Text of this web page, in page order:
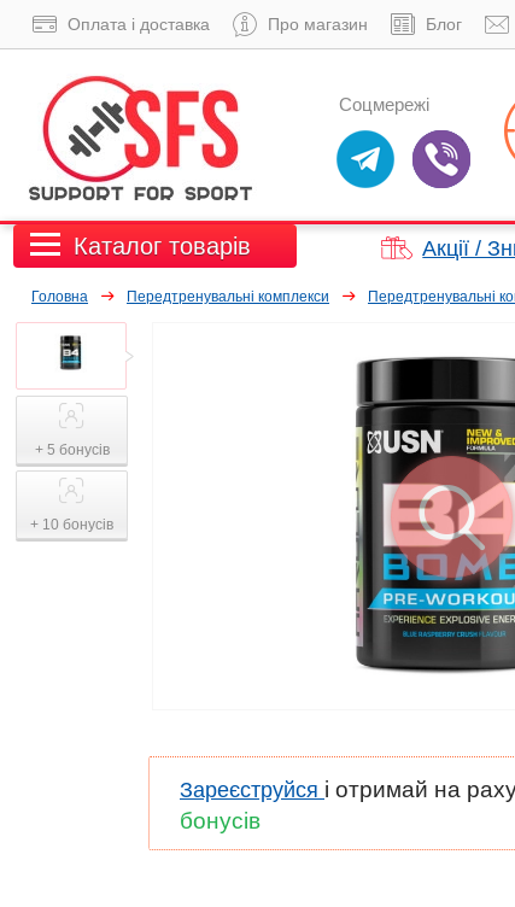
Оплата і доставка Про магазин Блог
Соцмережі
Каталог товарів Акції /
Головна Передтренувальні комплекси Передтренувальні
+ 5 бонусів
+ 10 бонусів
Зареєструйся і отримай на
бонусів